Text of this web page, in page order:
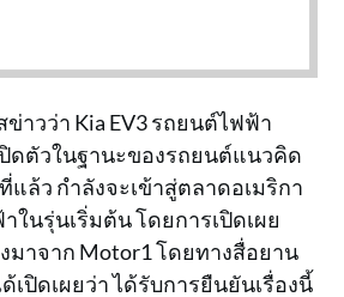
าวว่า Kia EV3 รถยนต์ไฟฟ้า
ดตัวในฐานะของรถยนต์แนวคิด
แล้ว กำลังจะเข้าสู่ตลาดอเมริกา
ในรุ่นเริ่มต้น โดยการเปิดเผย
มาจาก Motor1 โดยทางสื่อยาน
เปิดเผยว่า ได้รับการยืนยันเรื่องนี้